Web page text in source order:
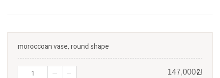
moroccoan vase, round shape
147,000원